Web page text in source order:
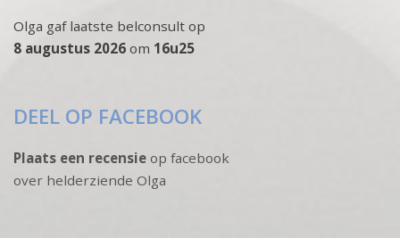
Olga gaf laatste belconsult op
8 augustus 2026 om 16u25
DEEL OP FACEBOOK
Plaats een recensie op facebook
over helderziende Olga